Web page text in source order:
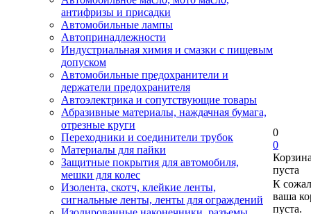
антифризы и присадки
Автомобильные лампы
Автопринадлежности
Индустриальная химия и смазки с пищевым
допуском
Автомобильные предохранители и
держатели предохранителя
Автоэлектрика и сопутствующие товары
Абразивные материалы, наждачная бумага,
отрезные круги
Переходники и соединители трубок
Материалы для пайки
Защитные покрытия для автомобиля,
мешки для колес
Изолента, скотч, клейкие ленты,
сигнальные ленты, ленты для ограждений
0
0
пуста
К
ваша
пуста.